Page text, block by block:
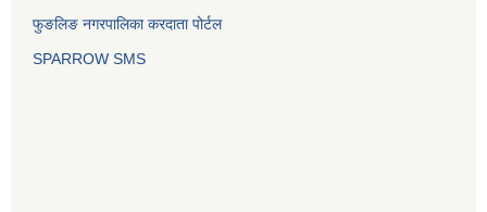
फुङलिङ नगरपालिका करदाता पोर्टल
SPARROW SMS